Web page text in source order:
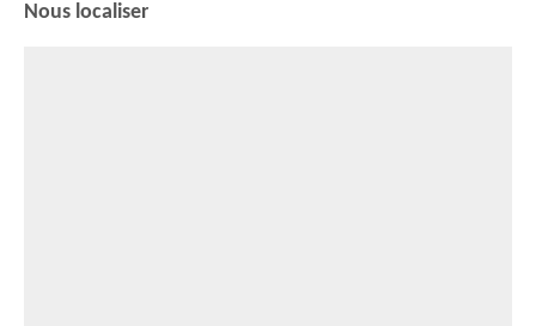
Nous localiser